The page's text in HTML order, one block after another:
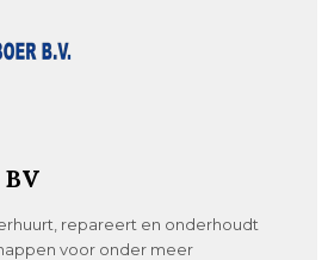
repareert en onderhoudt
voor onder meer